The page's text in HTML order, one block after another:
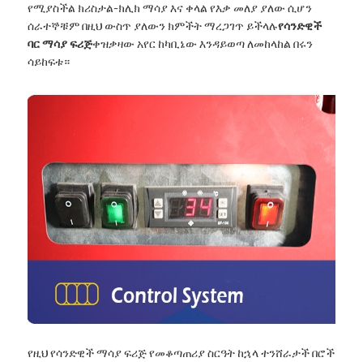
የሚያስችል ክሪስታል-ክሊክ ማሳያ እና ቀላል የእቃ መለያ ያለው ሲሆን
ሰራተኞቹም በዚህ ውስጥ ያለውን ክምችት ማረጋገጥ ይችላሉየሳንድዊች
ባር ማሳያ ፍሪጅቀዝቃዛው አየር ከካቢኔው እንዳይወጣ ለመከላከል በሩን
ሳይከፍቱ።
የዚህ የሳንድዊች ማሳያ ፍሪጅ የመቆጣጠሪያ ስርዓት ከኋላ ተንሸራታች በሮች